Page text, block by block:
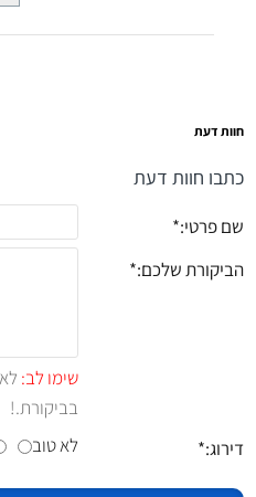
חוות דעת
כתבו חוות דעת
שם פרטי:
הביקורת שלכם:
שימו לב:
בביקורת.!
דירוג:
לא טוב